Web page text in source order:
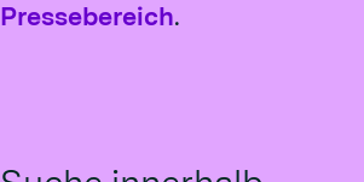
Pressebereich.